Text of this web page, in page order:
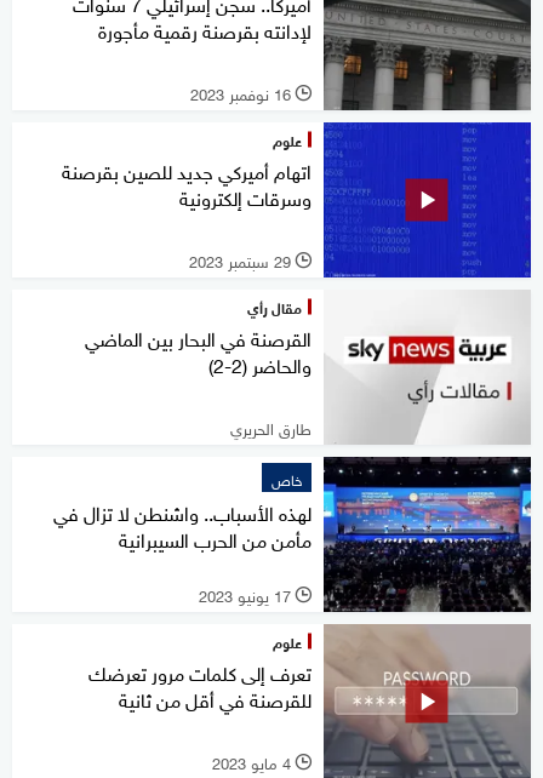
لإدانته بقرصنة رقمية مأجورة
l 16 نوفمبر 2023
علوم
اتهام أميركي جديد للصين بقرصنة
وسرقات إلكترونية
l 29 سبتمبر 2023
مقال رأي
القرصنة في البحار بين الماضي
والحاضر (2-2)
طارق الحريري
خاص
لهذه الأسباب.. واشنطن لا تزال في
مأمن من الحرب السيبرانية
l 17 يونيو 2023
علوم
تعرف إلى كلمات مرور تعرضك
للقرصنة في أقل من ثانية
l 4 مايو 2023